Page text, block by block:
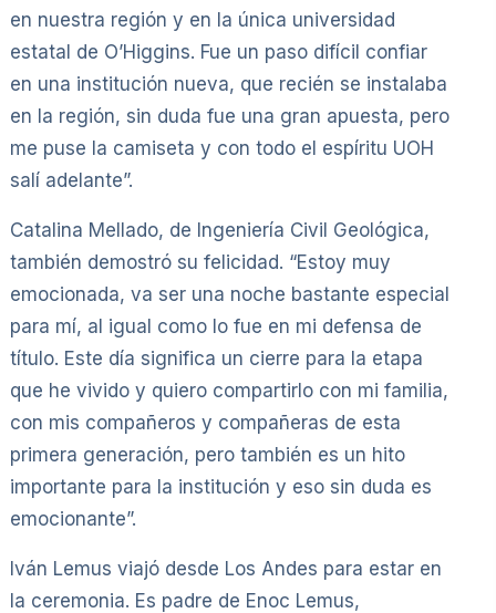
en nuestra región y en la única universidad
estatal de O’Higgins. Fue un paso difícil confiar
en una institución nueva, que recién se instalaba
en la región, sin duda fue una gran apuesta, pero
me puse la camiseta y con todo el espíritu UOH
salí adelante”.
Catalina Mellado, de Ingeniería Civil Geológica,
también demostró su felicidad. “Estoy muy
emocionada, va ser una noche bastante especial
para mí, al igual como lo fue en mi defensa de
título. Este día significa un cierre para la etapa
que he vivido y quiero compartirlo con mi familia,
con mis compañeros y compañeras de esta
primera generación, pero también es un hito
importante para la institución y eso sin duda es
emocionante”.
Iván Lemus viajó desde Los Andes para estar en
la ceremonia. Es padre de Enoc Lemus,